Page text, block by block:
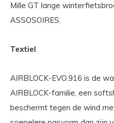
Mille GT lange
ASSOSOIRES.
Textiel
AIRBLOCK-EVO.916 is de
AIRBLOCK-familie, een
beschermt tegen de wind